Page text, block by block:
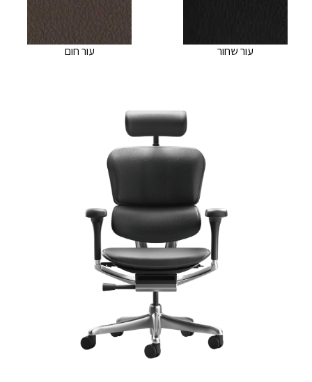
עור שחור עור חום